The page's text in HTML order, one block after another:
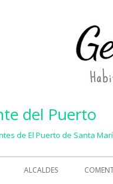
del Puerto
de El Puerto de Santa
ALCALDES